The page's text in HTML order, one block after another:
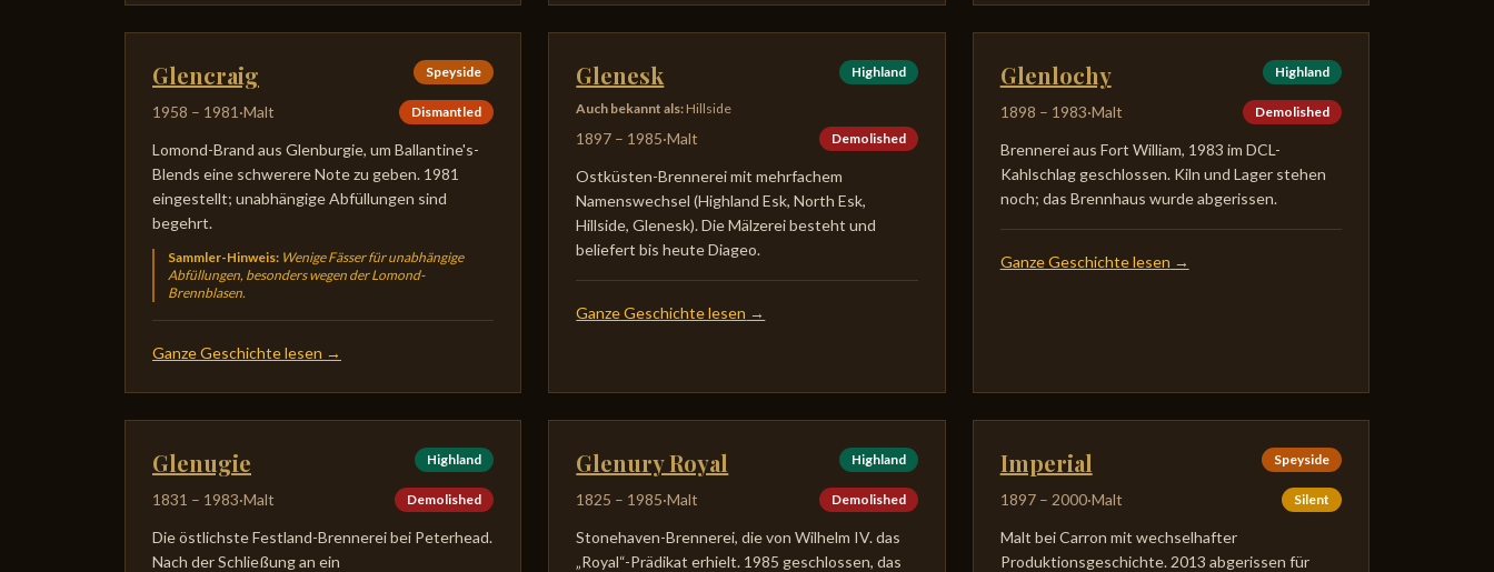
Glencraig Speyside
1958 – 1981 ·Malt Dismantled
Lomond-Brand aus Glenburgie, um Ballantine's-
Blends eine schwerere Note zu geben. 1981
eingestellt; unabhängige Abfüllungen sind
begehrt.
Sammler-Hinweis: Wenige Fässer für unabhängige
Abfüllungen, besonders wegen der Lomond-
Brennblasen.
Ganze Geschichte lesen →
Glenesk Highland
Auch bekannt als: Hillside
1897 – 1985·Malt Demolished
Ostküsten-Brennerei mit mehrfachem
Namenswechsel (Highland Esk, North Esk,
Hillside, Glenesk). Die Mälzerei besteht und
beliefert bis heute Diageo.
Ganze Geschichte lesen →
Glenlochy Highland
1898 – 1983·Malt Demolished
Brennerei aus Fort William, 1983 im DCL-
Kahlschlag geschlossen. Kiln und Lager stehen
noch; das Brennhaus wurde abgerissen.
Ganze Geschichte lesen →
Glenugie Highland
1831 – 1983·Malt Demolished
Die östlichste Festland-Brennerei bei Peterhead.
Nach der Schließung an ein
Glenury Royal Highland
1825 – 1985·Malt Demolished
Stonehaven-Brennerei, die von Wilhelm IV. das
„Royal“-Prädikat erhielt. 1985 geschlossen, das
Imperial Speyside
1897– 2000·Malt Silent
Malt bei Carron mit wechselhafter
Produktionsgeschichte. 2013 abgerissen für